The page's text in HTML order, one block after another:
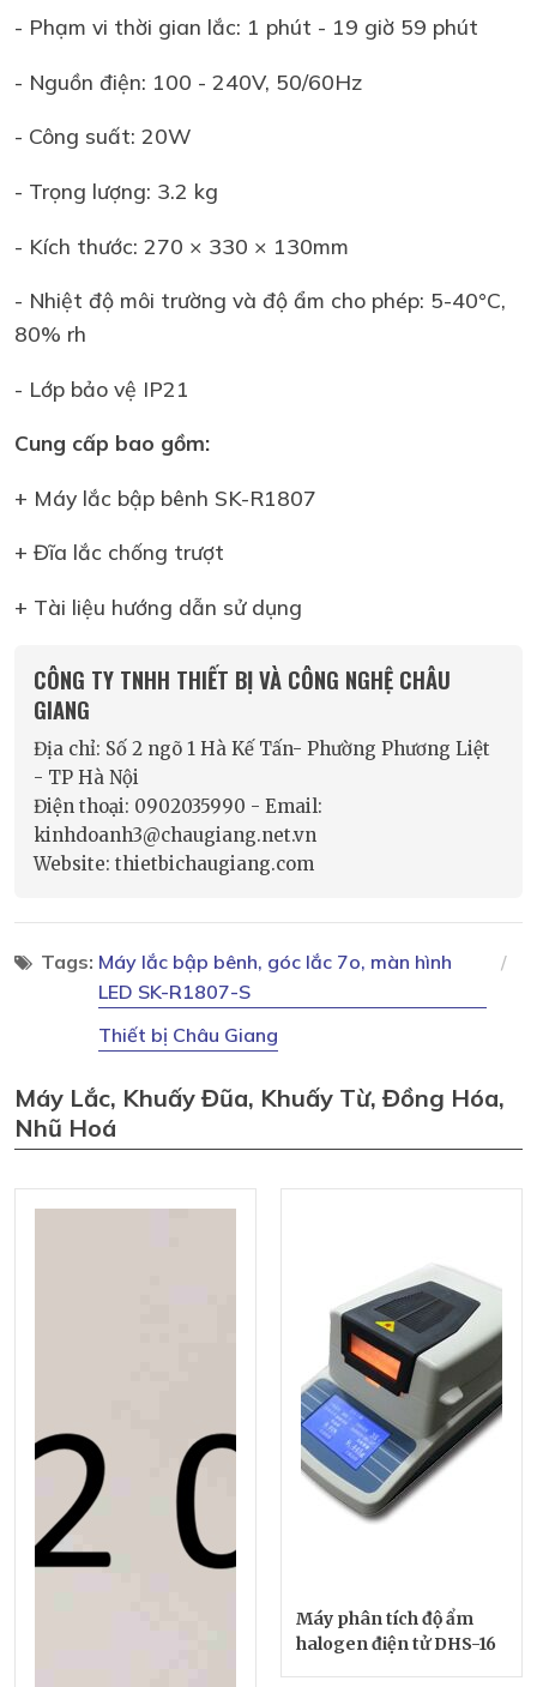
- Phạm vi thời gian lắc: 1 phút - 19 giờ 59 phút
- Nguồn điện: 100 - 240V, 50/60Hz
- Công suất: 20W
- Trọng lượng: 3.2 kg
- Kích thước: 270 × 330 × 130mm
- Nhiệt độ môi trường và độ ẩm cho phép: 5-40°C,
80% rh
- Lớp bảo vệ IP21
Cung cấp bao gồm:
+ Máy lắc bập bênh SK-R1807
+ Đĩa lắc chống trượt
+ Tài liệu hướng dẫn sử dụng
CÔNG TY TNHH THIẾT BỊ VÀ CÔNG NGHỆ CHÂU
GIANG
Địa chỉ: Số 2 ngõ 1 Hà Kế Tấn- Phường Phương Liệt
- TP Hà Nội
Điện thoại: 0902035990 - Email:
kinhdoanh3@chaugiang.net.vn
Website: thietbichaugiang.com
Tags: Máy lắc bập bênh, góc lắc 7o, màn hình
LED SK-R1807-S
Thiết bị Châu Giang
Máy Lắc, Khuấy Đũa, Khuấy Từ, Đồng Hóa,
Nhũ Hoá
Máy phân tích độ ẩm
halogen điện tử DHS-16